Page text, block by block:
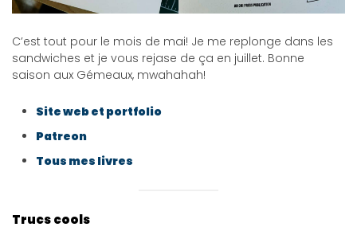
C’est tout pour le mois de mai! Je me replonge dans les
sandwiches et je vous rejase de ça en juillet. Bonne
saison aux Gémeaux, mwahahah!
Site web et portfolio
Patreon
Tous mes livres
Trucs cools